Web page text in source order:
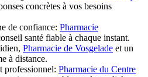
concrètes à vos besoins
de confiance: Pharmacie
santé fiable à chaque instant.
Pharmacie de Vosgelade et un
à distance.
professionnel: Pharmacie du Centre